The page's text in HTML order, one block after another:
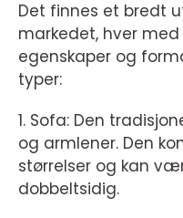
Det finnes et bredt
markedet, hver
egenskaper og
typer:
1. Sofa: Den
og armlener. Den
størrelser og kan
dobbeltsidig.